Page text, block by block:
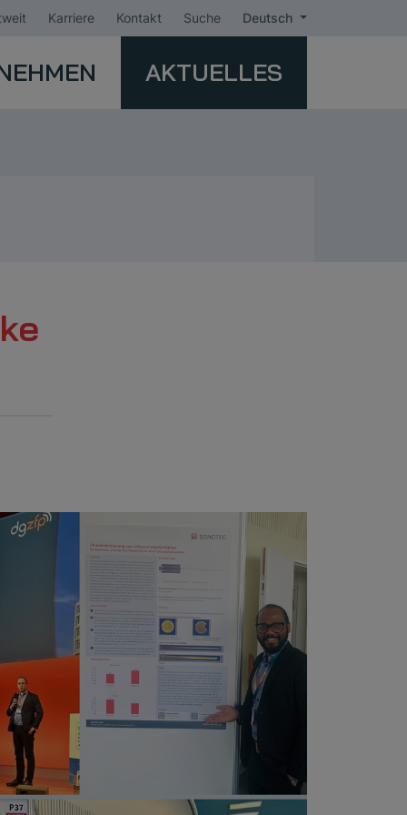
Karriere Kontakt Suche Deutsch
AKTUELLES